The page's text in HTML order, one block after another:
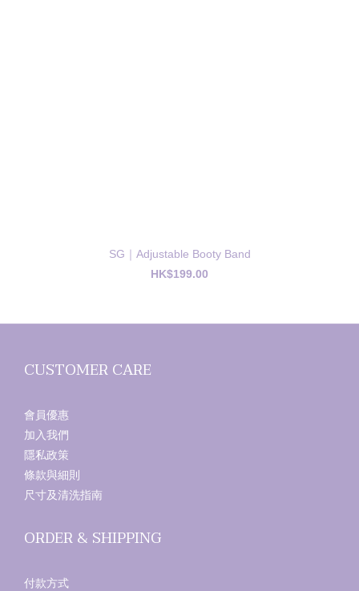
SG｜Adjustable Booty Band
HK$199.00
CUSTOMER CARE
會員優惠
加入我們
隱私政策
條款與細則
尺寸及清洗指南
ORDER & SHIPPING
付款方式